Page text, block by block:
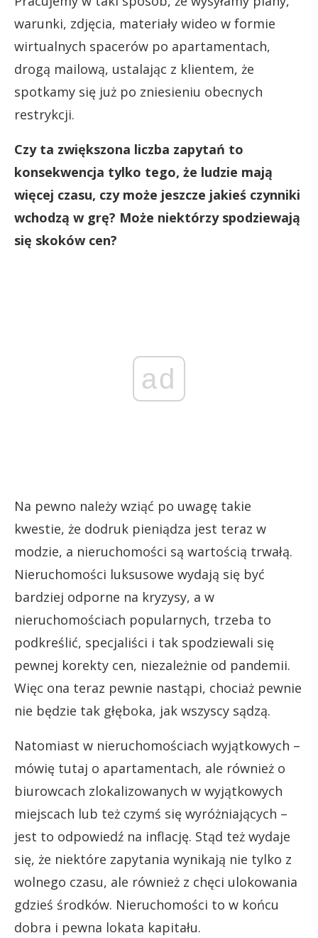
warunki, zdjęcia, materiały wideo w formie
wirtualnych spacerów po apartamentach,
drogą mailową, ustalając z klientem, że
spotkamy się już po zniesieniu obecnych
restrykcji.
Czy ta zwiększona liczba zapytań to
konsekwencja tylko tego, że ludzie mają
więcej czasu, czy może jeszcze jakieś czynniki
wchodzą w grę? Może niektórzy spodziewają
się skoków cen?
ad
Na pewno należy wziąć po uwagę takie
kwestie, że dodruk pieniądza jest teraz w
modzie, a nieruchomości są wartością trwałą.
Nieruchomości luksusowe wydają się być
bardziej odporne na kryzysy, a w
nieruchomościach popularnych, trzeba to
podkreślić, specjaliści i tak spodziewali się
pewnej korekty cen, niezależnie od pandemii.
Więc ona teraz pewnie nastąpi, chociaż pewnie
nie będzie tak głęboka, jak wszyscy sądzą.
Natomiast w nieruchomościach wyjątkowych –
mówię tutaj o apartamentach, ale również o
biurowcach zlokalizowanych w wyjątkowych
miejscach lub też czymś się wyróżniających –
jest to odpowiedź na inflację. Stąd też wydaje
się, że niektóre zapytania wynikają nie tylko z
wolnego czasu, ale również z chęci ulokowania
gdzieś środków. Nieruchomości to w końcu
dobra i pewna lokata kapitału.